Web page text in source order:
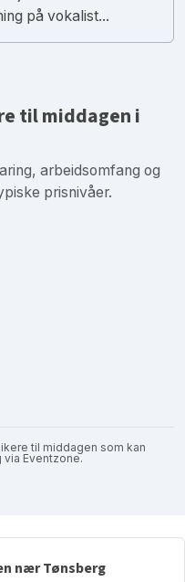
på vokalist...
til middagen i
arbeidsomfang og
prisnivåer.
til middagen som kan
Eventzone.
nær Tønsberg